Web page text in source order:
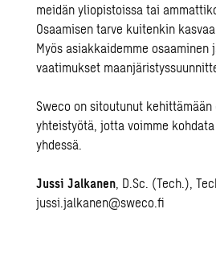
meidän yliopistoissa tai
Osaamisen tarve kuitenkin
Myös asiakkaidemme osaaminen
vaatimukset
Sweco on sitoutunut kehittämään
yhteistyötä, jotta voimme
yhdessä.
Jussi Jalkanen, D.Sc. (Tech.),
jussi.jalkanen@sweco.fi